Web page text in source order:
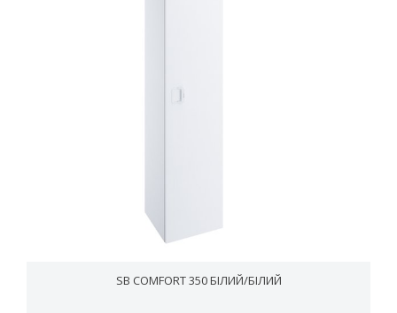
SB COMFORT 350 БІЛИЙ/БІЛИЙ